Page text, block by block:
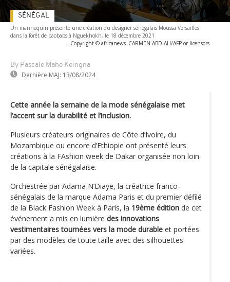
Un mannequin présente une création du designer sénégalais Moussa Versailles
dans la forêt de baobabs à Nguekhokh, le 18 décembre 2021
- Copyright © africanews CARMEN ABD ALI/AFP or licensors
By Pascale Mahe Keingna
Dernière MAJ: 13/08/2024
SÉNÉGAL
Cette année la semaine de la mode sénégalaise met
l’accent sur la durabilité et l’inclusion.
Plusieurs créateurs originaires de Côte d’Ivoire, du
Mozambique ou encore d’Ethiopie ont présenté leurs
créations à la FAshion week de Dakar organisée non loin
de la capitale sénégalaise.
Orchestrée par Adama N’Diaye, la créatrice franco-
sénégalais de la marque Adama Paris et du premier défilé
de la Black Fashion Week à Paris, la 19ème édition de cet
événement a mis en lumière des innovations
vestimentaires tournées vers la mode durable et portées
par des modèles de toute taille avec des silhouettes
variées.